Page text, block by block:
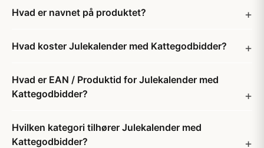
Hvad er navnet på produktet?
Hvad koster Julekalender med Kattegodbidder?
Hvad er EAN / Produktid for Julekalender med
Kattegodbidder?
Hvilken kategori tilhører Julekalender med
Kattegodbidder?